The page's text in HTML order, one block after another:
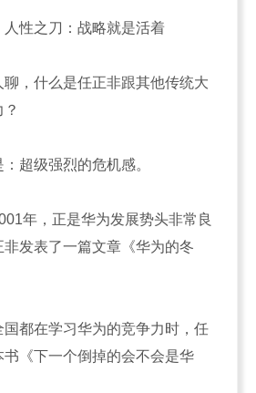
人性之刀：战略就是活着
聊，什么是任正非跟其他传统大
超级强烈的危机感。
年，正是华为发展势头非常良
发表了一篇文章《华为的冬
国都在学习华为的竞争力时，任
《下一个倒掉的会不会是华